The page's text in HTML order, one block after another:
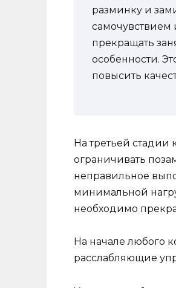
разминку и
самочувствием
прекращать
особенности.
повысить
На третьей
ограничивать
неправильное
минимальной
необходимо
На начале любого
расслабляющие